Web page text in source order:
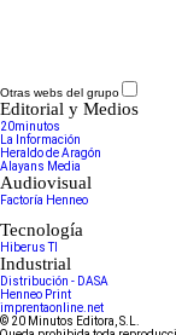
Otras webs del grupo
Editorial y Medios
20minutos
La Información
Heraldo de Aragón
Alayans Media
Audiovisual
Factoría Henneo
Tecnología
Hiberus TI
Industrial
Distribución - DASA
Henneo Print
imprentaonline.net
© 20 Minutos Editora, S.L.